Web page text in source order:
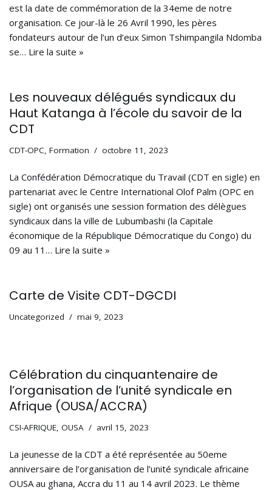
est la date de commémoration de la 34eme de notre
organisation. Ce jour-là le 26 Avril 1990, les pères
fondateurs autour de l’un d’eux Simon Tshimpangila Ndomba
se… Lire la suite »
Les nouveaux délégués syndicaux du
Haut Katanga à l’école du savoir de la
CDT
CDT-OPC, Formation octobre 11, 2023
La Confédération Démocratique du Travail (CDT en sigle) en
partenariat avec le Centre International Olof Palm (OPC en
sigle) ont organisés une session formation des délègues
syndicaux dans la ville de Lubumbashi (la Capitale
économique de la République Démocratique du Congo) du
09 au 11… Lire la suite »
Carte de Visite CDT-DGCDI
Uncategorized mai 9, 2023
Célébration du cinquantenaire de
l’organisation de l’unité syndicale en
Afrique (OUSA/ACCRA)
CSI-AFRIQUE, OUSA avril 15, 2023
La jeunesse de la CDT a été représentée au 50eme
anniversaire de l’organisation de l’unité syndicale africaine
OUSA au ghana, Accra du 11 au 14 avril 2023. Le thème